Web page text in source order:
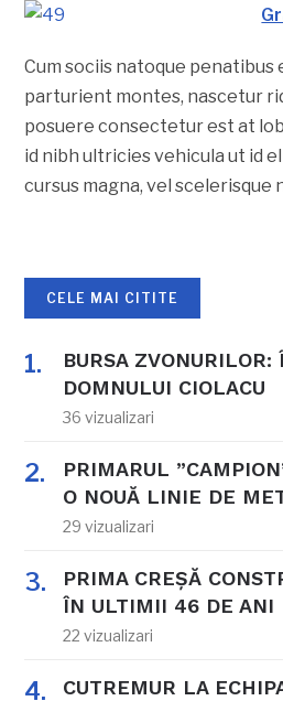
Cum sociis natoque penatibus
parturient montes, nascetur
posuere consectetur est at
id nibh ultricies vehicula ut id
cursus magna, vel
CELE MAI CITITE
BURSA
DOMNULUI CIOLACU
36 vizualizari
PRIMARUL
O NOUĂ LINIE DE
29 vizualizari
PRIMA CREȘĂ
ÎN ULTIMII 46 DE ANI
22 vizualizari
CUTREMUR LA